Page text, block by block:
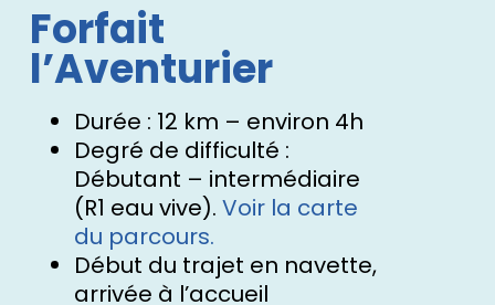
Forfait
l’Aventurier
Durée : 12 km – environ 4h
Degré de difficulté :
Débutant – intermédiaire
(R1 eau vive). Voir la carte
du parcours.
Début du trajet en navette,
arrivée à l’accueil